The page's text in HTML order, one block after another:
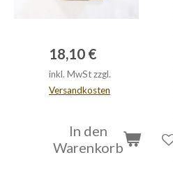
18,10 €
inkl. MwSt zzgl.
Versandkosten
In den
Warenkorb